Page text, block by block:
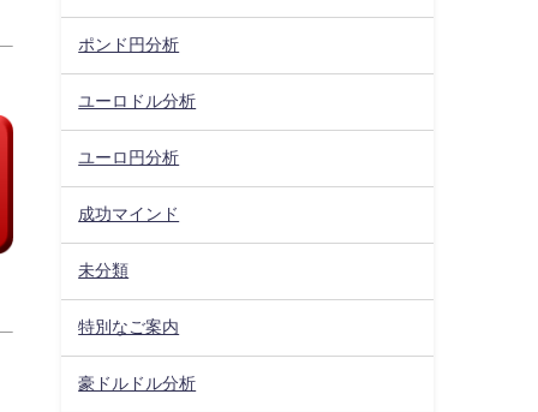
ポンド円分析
ユーロドル分析
ユーロ円分析
成功マインド
未分類
特別なご案内
豪ドルドル分析